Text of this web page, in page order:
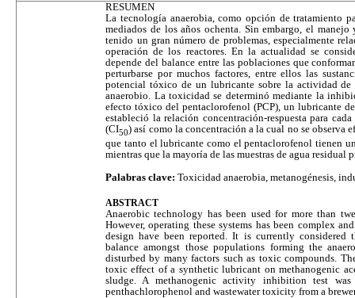
RESUMEN
La tecnología anaerobia, como opción de tratamiento
mediados de los años ochenta. Sin embargo, el
tenido un gran número de problemas, especialmente
operación de los reacto­res. En la actualidad se
depende del balance entre las pobla­ciones que
perturbarse por muchos factores, entre ellos las
potencial tóxico de un lubricante sobre la actividad de
anaerobio. La toxicidad se determinó mediante la
efecto tóxico del pentaclorofenol (PCP), un lubricante
estableció la relación concentración-respuesta para
(CI50) así como la concentración a la cual no se observa
que tanto el lubricante como el pentaclorofenol tienen
mientras que la mayoría de las muestras de agua
Palabras clave: Toxicidad anaerobia, metanogénesis,
ABSTRACT
Anaerobic technology has been used for more than
However, operating these systems has been complex
design have been reported. It is currently considered
balance amongst those populations forming the
disturbed by many factors such as toxic compounds.
toxic effect of a synthetic lubricant on methanogenic
sludge. A methanogenic activity inhibition test
penthachlorophenol and wastewater toxicity from a